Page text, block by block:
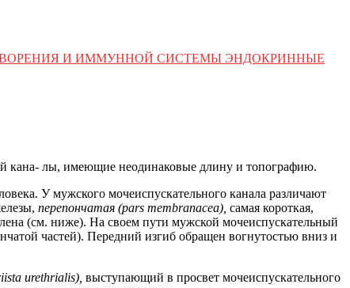
И ИММУННОЙ СИСТЕМЫ ЭНДОКРИННЫЕ
кана- лы, имеющие неодинаковые длину и топографию.
У мужского мочеиспускательного канала различают
перепончатая (pars membranacea), самая короткая,
(см. ниже). На своем пути мужской мочеиспускательный
частей). Передний изгиб обращен вогнутостью вниз и
urethrialis), выступающий в просвет мочеиспускательного